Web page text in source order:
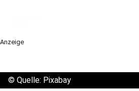
Anzeige
© Quelle: Pixabay